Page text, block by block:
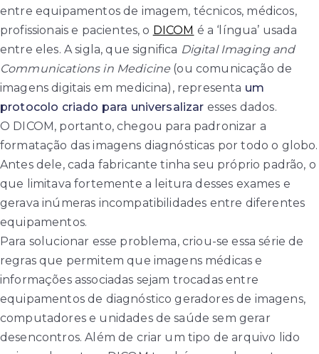
entre equipamentos de imagem, técnicos, médicos,
profissionais e pacientes, o DICOM é a ‘língua’ usada
entre eles. A sigla, que significa Digital Imaging and
Communications in Medicine (ou comunicação de
imagens digitais em medicina), representa um
protocolo criado para universalizar esses dados.
O DICOM, portanto, chegou para padronizar a
formatação das imagens diagnósticas por todo o globo.
Antes dele, cada fabricante tinha seu próprio padrão, o
que limitava fortemente a leitura desses exames e
gerava inúmeras incompatibilidades entre diferentes
equipamentos.
Para solucionar esse problema, criou-se essa série de
regras que permitem que imagens médicas e
informações associadas sejam trocadas entre
equipamentos de diagnóstico geradores de imagens,
computadores e unidades de saúde sem gerar
desencontros. Além de criar um tipo de arquivo lido